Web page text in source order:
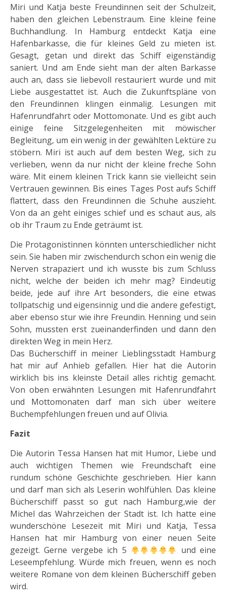
Miri und Katja beste Freundinnen seit der Schulzeit,
haben den gleichen Lebenstraum. Eine kleine feine
Buchhandlung. In Hamburg entdeckt Katja eine
Hafenbarkasse, die für kleines Geld zu mieten ist.
Gesagt, getan und direkt das Schiff eigenständig
saniert. Und am Ende sieht man der alten Barkasse
auch an, dass sie liebevoll restauriert wurde und mit
Liebe ausgestattet ist. Auch die Zukunftspläne von
den Freundinnen klingen einmalig. Lesungen mit
Hafenrundfahrt oder Mottomonate. Und es gibt auch
einige feine Sitzgelegenheiten mit möwischer
Begleitung, um ein wenig in der gewählten Lektüre zu
stöbern. Miri ist auch auf dem besten Weg, sich zu
verlieben, wenn da nur nicht der kleine freche Sohn
wäre. Mit einem kleinen Trick kann sie vielleicht sein
Vertrauen gewinnen. Bis eines Tages Post aufs Schiff
flattert, dass den Freundinnen die Schuhe auszieht.
Von da an geht einiges schief und es schaut aus, als
ob ihr Traum zu Ende geträumt ist.
Die Protagonistinnen könnten unterschiedlicher nicht
sein. Sie haben mir zwischendurch schon ein wenig die
Nerven strapaziert und ich wusste bis zum Schluss
nicht, welche der beiden ich mehr mag? Eindeutig
beide, jede auf ihre Art besonders, die eine etwas
tollpatschig und eigensinnig und die andere gefestigt,
aber ebenso stur wie ihre Freundin. Henning und sein
Sohn, mussten erst zueinanderfinden und dann den
direkten Weg in mein Herz.
Das Bücherschiff in meiner Lieblingsstadt Hamburg
hat mir auf Anhieb gefallen. Hier hat die Autorin
wirklich bis ins kleinste Detail alles richtig gemacht.
Von oben erwähnten Lesungen mit Hafenrundfahrt
und Mottomonaten darf man sich über weitere
Buchempfehlungen freuen und auf Olivia.
Fazit
Die Autorin Tessa Hansen hat mit Humor, Liebe und
auch wichtigen Themen wie Freundschaft eine
rundum schöne Geschichte geschrieben. Hier kann
und darf man sich als Leserin wohlfühlen. Das kleine
Bücherschiff passt so gut nach Hamburg,wie der
Michel das Wahrzeichen der Stadt ist. Ich hatte eine
wunderschöne Lesezeit mit Miri und Katja, Tessa
Hansen hat mir Hamburg von einer neuen Seite
gezeigt. Gerne vergebe ich 5
und eine
Leseempfehlung. Würde mich freuen, wenn es noch
weitere Romane von dem kleinen Bücherschiff geben
wird.